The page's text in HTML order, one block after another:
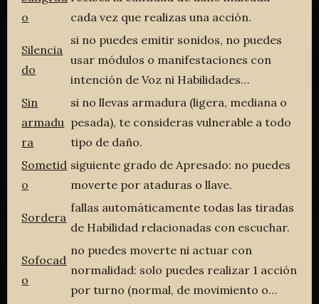
o
cada vez que realizas una acción.
Silencia
do
si no puedes emitir sonidos, no puedes
usar módulos o manifestaciones con
intención de Voz ni Habilidades…
Sin
armadu
ra
si no llevas armadura (ligera, mediana o
pesada), te consideras vulnerable a todo
tipo de daño.
Sometid
o
siguiente grado de Apresado: no puedes
moverte por ataduras o llave.
Sordera
fallas automáticamente todas las tiradas
de Habilidad relacionadas con escuchar.
Sofocad
o
no puedes moverte ni actuar con
normalidad: solo puedes realizar 1 acción
por turno (normal, de movimiento o…